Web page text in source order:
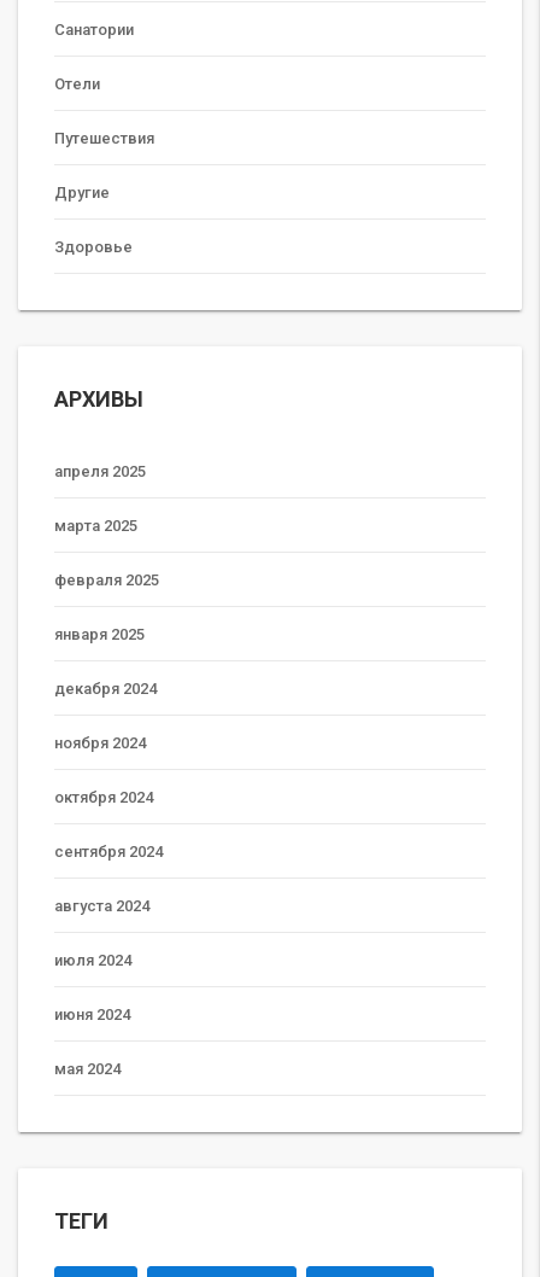
Санатории
Отели
Путешествия
Другие
Здоровье
АРХИВЫ
апреля 2025
марта 2025
февраля 2025
января 2025
декабря 2024
ноября 2024
октября 2024
сентября 2024
августа 2024
июля 2024
июня 2024
мая 2024
ТЕГИ